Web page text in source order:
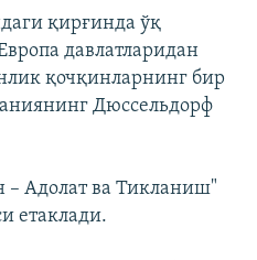
қирғинда ўқ
давлатларидан
қочқинларнинг бир
Дюссельдорф
– Адолат ва Тикланиш"
етаклади.